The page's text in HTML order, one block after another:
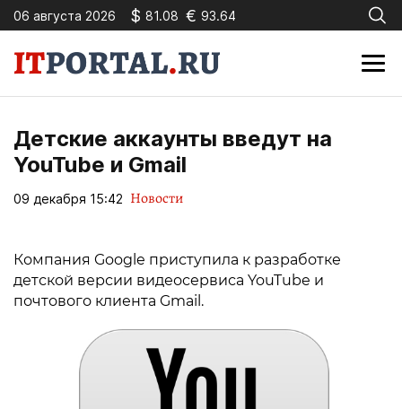
06 августа 2026 $ 81.08 € 93.64
Детские аккаунты введут на
YouTube и Gmail
09 декабря 15:42 Новости
Компания Google приступила к разработке
детской версии видеосервиса YouTube и
почтового клиента Gmail.